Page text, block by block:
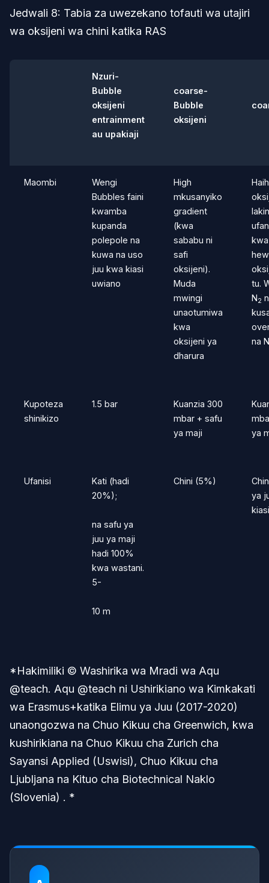
Jedwali 8: Tabia za uwezekano tofauti wa utajiri
wa oksijeni wa chini katika RAS
Nzuri-
Bubble
oksijeni
entrainment
au upakiaji
coarse-
Bubble
oksijeni
Maombi
Wengi
Bubbles faini
kwamba
kupanda
polepole na
kuwa na uso
juu kwa kiasi
uwiano
High
mkusanyiko
gradient
(kwa
sababu ni
safi
oksijeni).
Muda
mwingi
unaotumiwa
kwa
oksijeni ya
dharura
tu.
N2
na N
Kupoteza
shinikizo
1.5 bar
Kuanzia 300
mbar + safu
ya maji
ya
Ufanisi
Kati (hadi
20%);
na safu ya
juu ya maji
hadi 100%
kwa wastani.
5-
10 m
Chini (5%)
ya
*Hakimiliki © Washirika wa Mradi wa Aqu
@teach. Aqu @teach ni Ushirikiano wa Kimkakati
wa Erasmus+katika Elimu ya Juu (2017-2020)
unaongozwa na Chuo Kikuu cha Greenwich, kwa
kushirikiana na Chuo Kikuu cha Zurich cha
Sayansi Applied (Uswisi), Chuo Kikuu cha
Ljubljana na Kituo cha Biotechnical Naklo
(Slovenia) . *